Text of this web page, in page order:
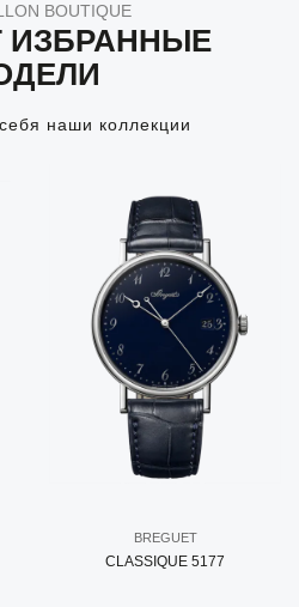
BOUTIQUE
ИЗБРАННЫЕ
наши коллекции
BREGUET
CLASSIQUE 5177